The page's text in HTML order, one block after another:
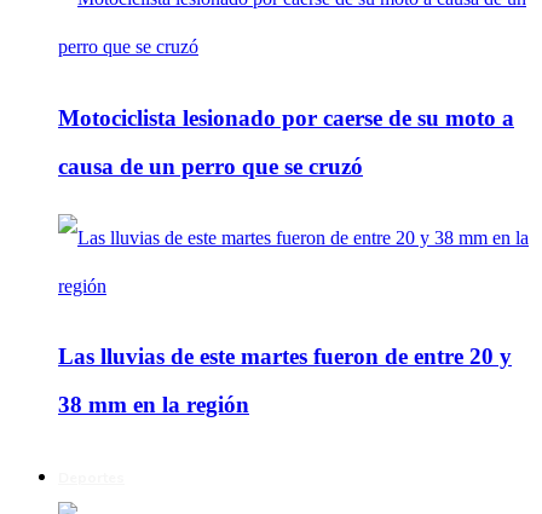
Motociclista lesionado por caerse de su moto a
causa de un perro que se cruzó
Las lluvias de este martes fueron de entre 20 y
38 mm en la región